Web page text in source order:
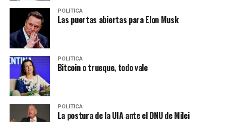
POLITICA
Las puertas abiertas para Elon Musk
POLITICA
Bitcoin o trueque, todo vale
POLITICA
La postura de la UIA ante el DNU de Milei